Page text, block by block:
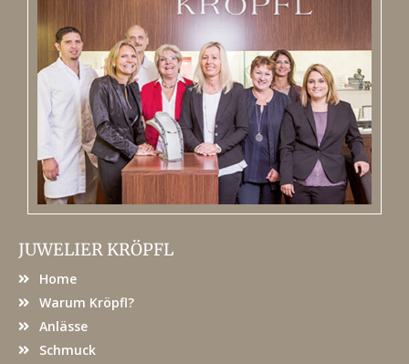
JUWELIER KRÖPFL
Home
Warum Kröpfl?
Anlässe
Schmuck